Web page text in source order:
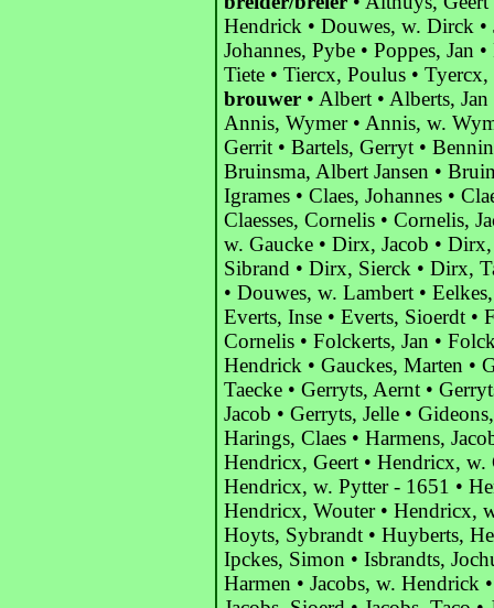
Hendrick • Douwes, w. Dirck •
Johannes, Pybe • Poppes, Jan
Tiete • Tiercx, Poulus •
brouwer • Albert • Alberts,
Annis, Wymer • Annis, w.
Gerrit • Bartels, Gerryt •
Bruinsma, Albert Jansen •
Igrames • Claes, Johannes •
Claesses, Cornelis • Cornelis,
w. Gaucke • Dirx, Jacob •
Sibrand • Dirx, Sierck • Dirx,
• Douwes, w. Lambert •
Everts, Inse • Everts, Sioerdt •
Cornelis • Folckerts, Jan •
Hendrick • Gauckes, Marten •
Taecke • Gerryts, Aernt •
Jacob • Gerryts, Jelle •
Harings, Claes • Harmens,
Hendricx, Geert • Hendricx,
Hendricx, w. Pytter - 1651 •
Hendricx, Wouter • Hendricx,
Hoyts, Sybrandt • Huyberts,
Ipckes, Simon • Isbrandts,
Harmen • Jacobs, w. Hendrick